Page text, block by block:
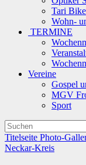
Tari
Wohn-
TERMINE
Vereine
Gospel
MGV
Sport
Titelseite Photo-
Neckar-Kreis